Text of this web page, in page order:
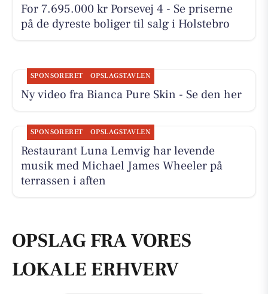
For 7.695.000 kr Porsevej 4 - Se priserne
på de dyreste boliger til salg i Holstebro
SPONSORERET OPSLAGSTAVLEN
Ny video fra Bianca Pure Skin - Se den her
SPONSORERET OPSLAGSTAVLEN
Restaurant Luna Lemvig har levende
musik med Michael James Wheeler på
terrassen i aften
OPSLAG FRA VORES
LOKALE ERHVERV